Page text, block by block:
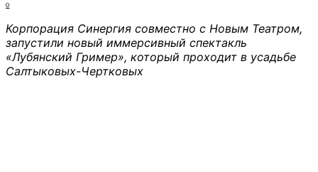
0
Корпорация Синергия совместно с Новым Театром,
запустили новый иммерсивный спектакль
«Лубянский Гример», который проходит в усадьбе
Салтыковых-Чертковых